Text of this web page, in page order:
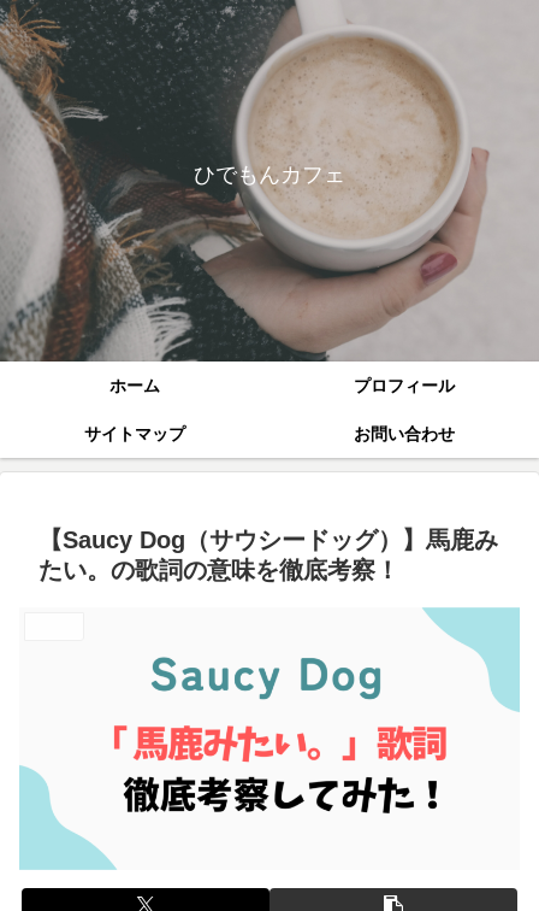
ひでもんカフェ
ホーム プロフィール
サイトマップ お問い合わせ
【Saucy Dog（サウシードッグ）】馬鹿み
たい。の歌詞の意味を徹底考察！